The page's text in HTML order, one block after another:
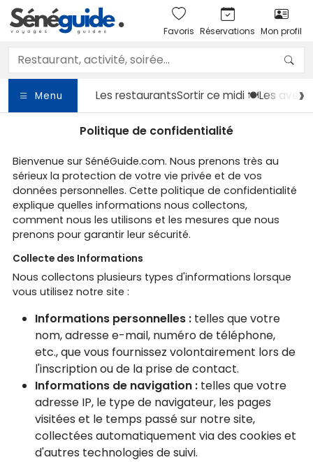
Favoris Réservations Mon profil
Menu Les restaurantsSortirce midi 🍽️Les
Politique de confidentialité
Bienvenue sur SénéGuide.com. Nous prenons très au
sérieux la protection de votre vie privée et de vos
données personnelles. Cette politique de confidentialité
explique quelles informations nous collectons,
comment nous les utilisons et les mesures que nous
prenons pour garantir leur sécurité.
Collecte des Informations
Nous collectons plusieurs types d'informations lorsque
vous utilisez notre site :
Informations personnelles : telles que votre
nom, adresse e-mail, numéro de téléphone,
etc., que vous fournissez volontairement lors de
l'inscription ou de la prise de contact.
Informations de navigation : telles que votre
adresse IP, le type de navigateur, les pages
visitées et le temps passé sur notre site,
collectées automatiquement via des cookies et
d'autres technologies de suivi.